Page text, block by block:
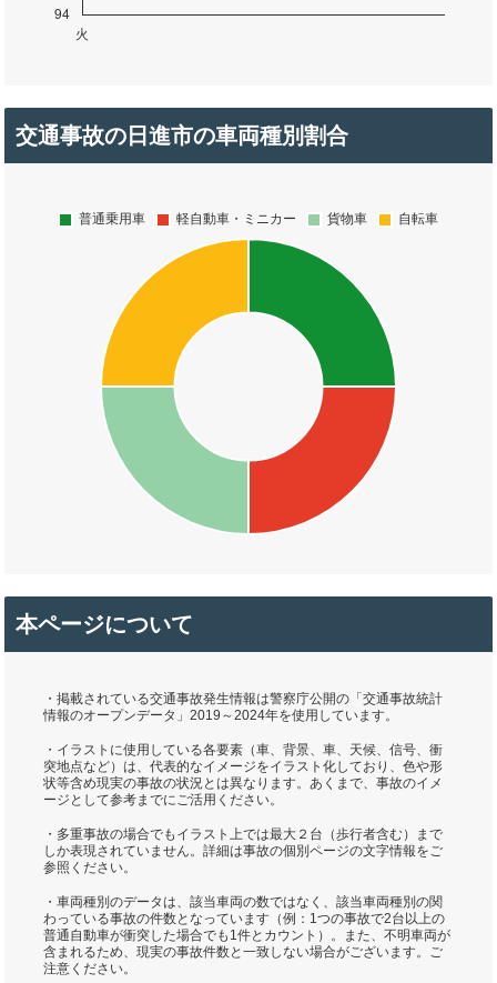
交通事故の日進市の車両種別割合
本ページについて
・掲載されている交通事故発生情報は警察庁公開の「交通事故統計
情報のオープンデータ」2019～2024年を使用しています。
・イラストに使用している各要素（車、背景、車、天候、信号、衝
突地点など）は、代表的なイメージをイラスト化しており、色や形
状等含め現実の事故の状況とは異なります。あくまで、事故のイメ
ージとして参考までにご活用ください。
・多重事故の場合でもイラスト上では最大２台（歩行者含む）まで
しか表現されていません。詳細は事故の個別ページの文字情報をご
参照ください。
・車両種別のデータは、該当車両の数ではなく、該当車両種別の関
わっている事故の件数となっています（例：1つの事故で2台以上の
普通自動車が衝突した場合でも1件とカウント）。また、不明車両が
含まれるため、現実の事故件数と一致しない場合がございます。ご
注意ください。